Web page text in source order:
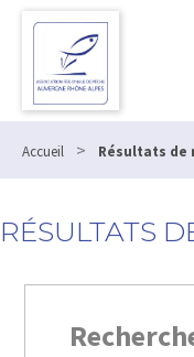
Accueil > Résultats de
RÉSULTATS